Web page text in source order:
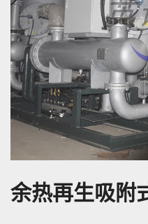
余热再生吸附